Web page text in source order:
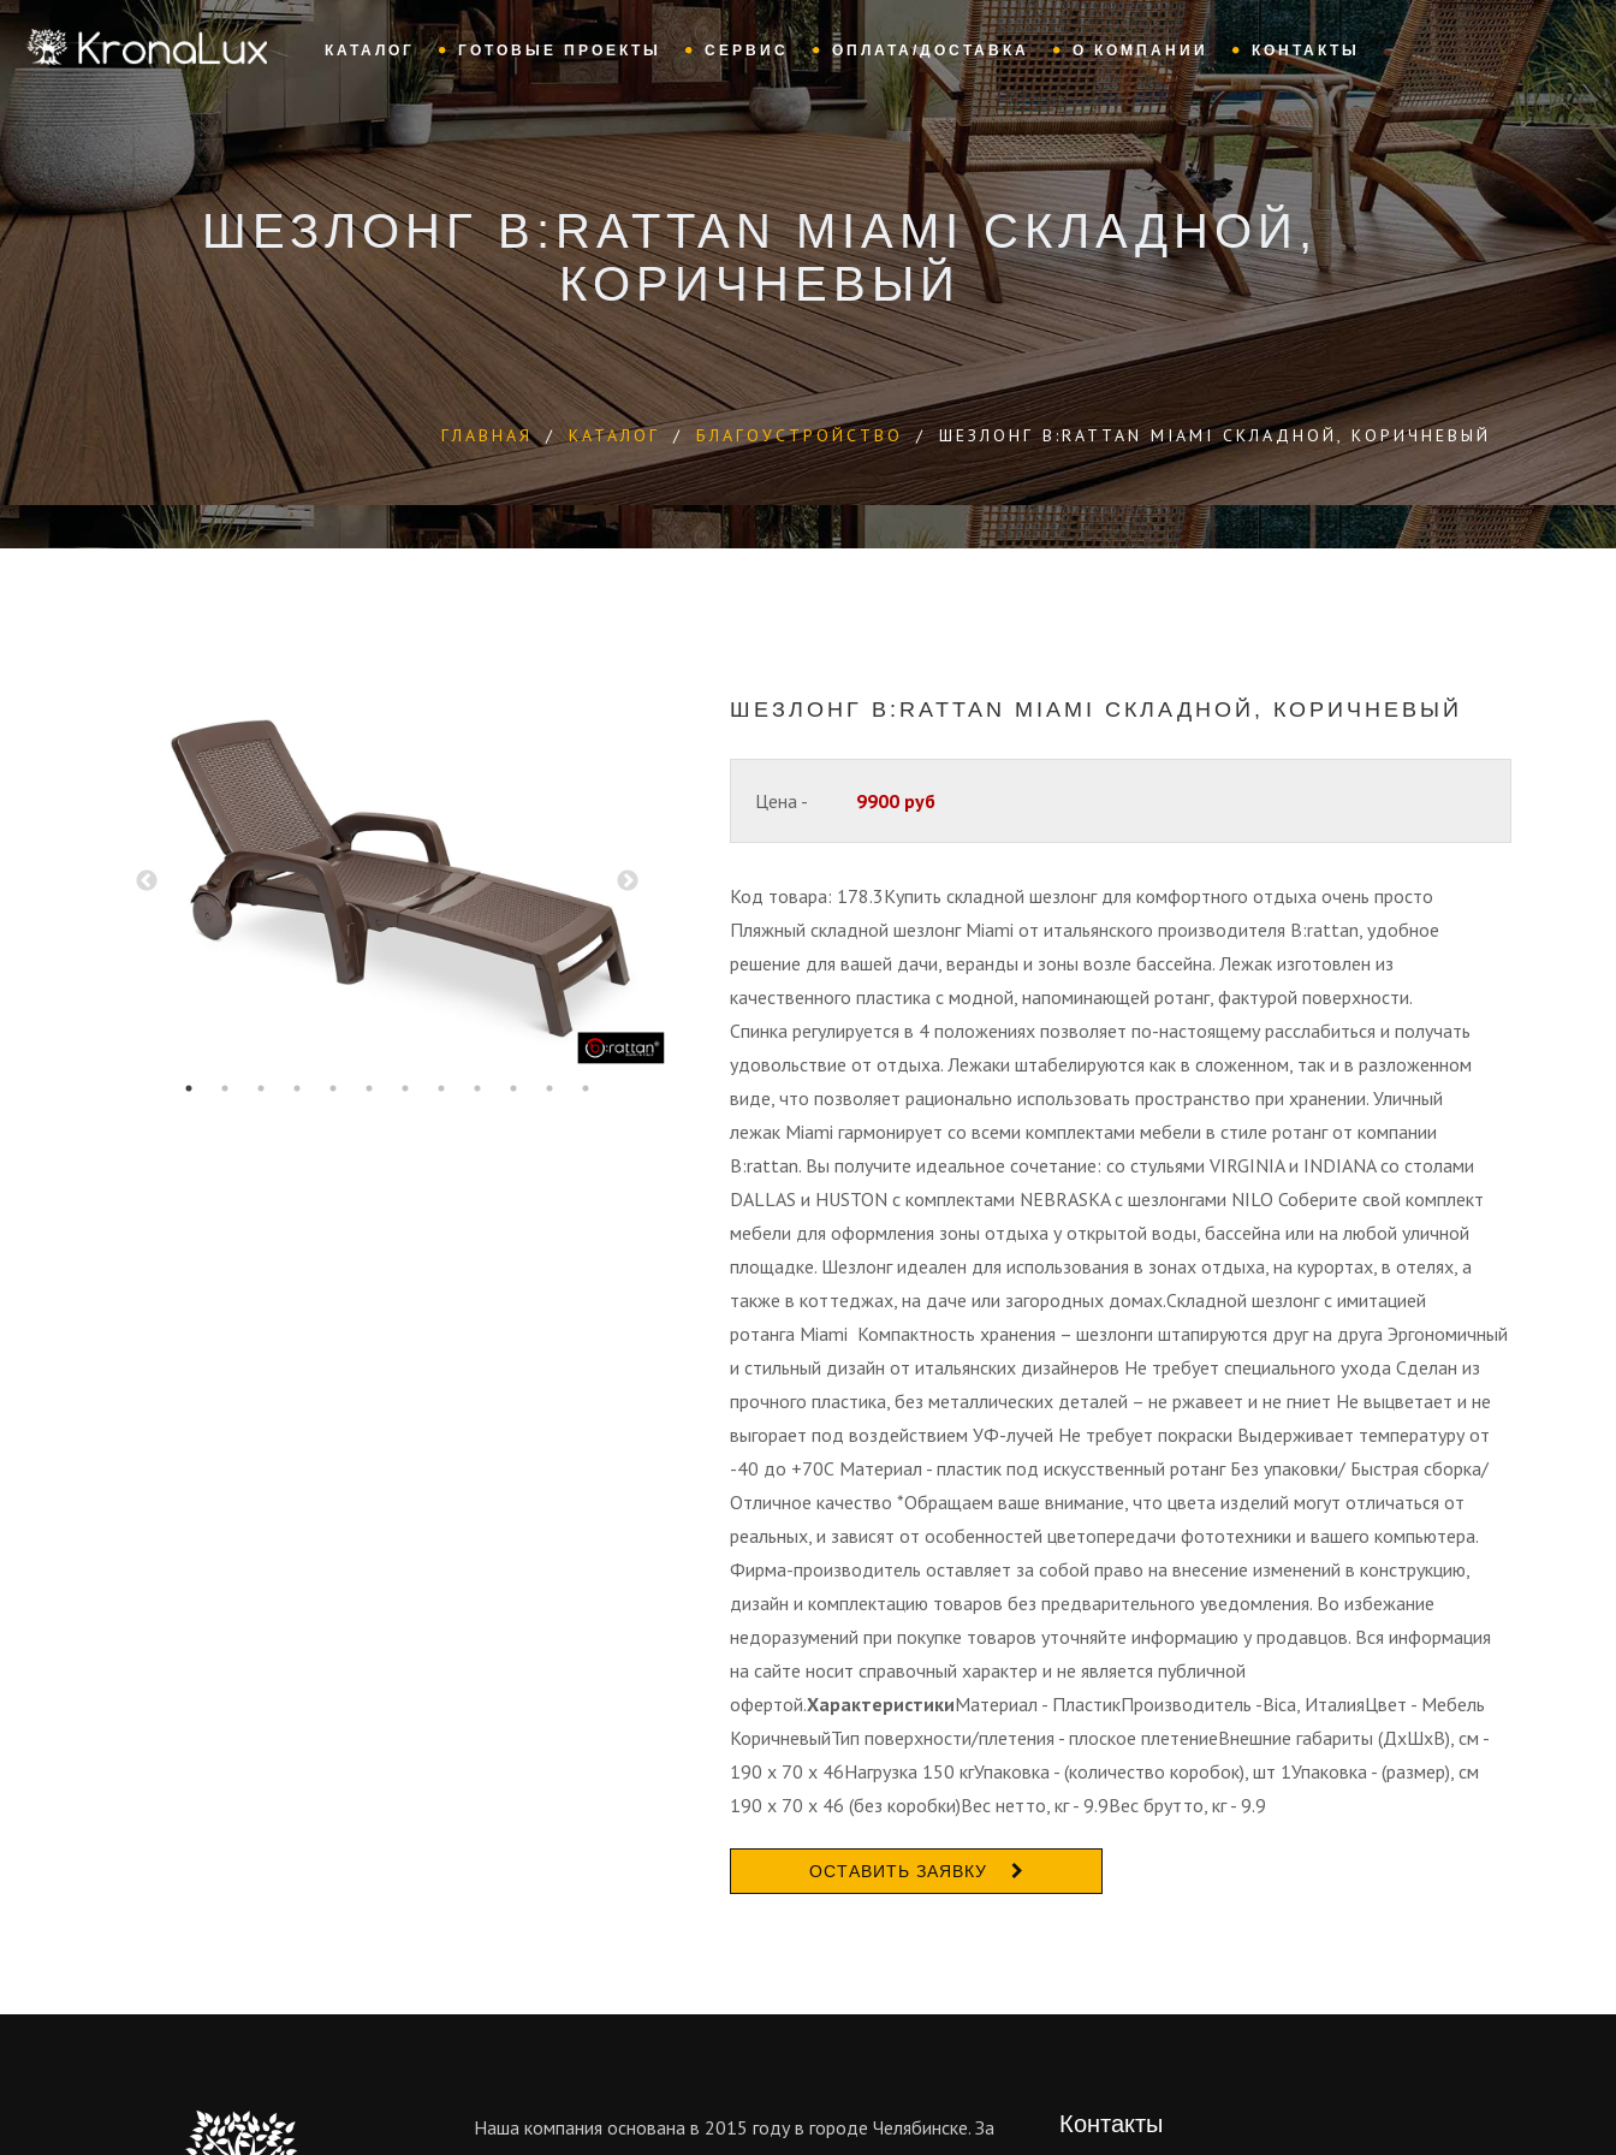
КАТАЛОГ ГОТОВЫЕ ПРОЕКТЫ СЕРВИС ОПЛАТА/ДОСТАВКА О КОМПАНИИ КОНТАКТЫ
ШЕЗЛОНГ B:RATTAN MIAMI СКЛАДНОЙ,
КОРИЧНЕВЫЙ
ГЛАВНАЯ / КАТАЛОГ / БЛАГОУСТРОЙСТВО / ШЕЗЛОНГ B:RATTAN MIAMI СКЛАДНОЙ, КОРИЧНЕВЫЙ
ШЕЗЛОНГ B:RATTAN MIAMI СКЛАДНОЙ, КОРИЧНЕВЫЙ
Цена - 9900 руб
Код товара: 178.3Купить складной шезлонг для комфортного отдыха очень просто
Пляжный складной шезлонг Miami от итальянского производителя B:rattan, удобное
решение для вашей дачи, веранды и зоны возле бассейна. Лежак изготовлен из
качественного пластика с модной, напоминающей ротанг, фактурой поверхности.
Спинка регулируется в 4 положениях позволяет по-настоящему расслабиться и получать
удовольствие от отдыха. Лежаки штабелируются как в сложенном, так и в разложенном
виде, что позволяет рационально использовать пространство при хранении. Уличный
лежак Miami гармонирует со всеми комплектами мебели в стиле ротанг от компании
B:rattan. Вы получите идеальное сочетание: со стульями VIRGINIA и INDIANA со столами
DALLAS и HUSTON с комплектами NEBRASKA с шезлонгами NILO Соберите свой комплект
мебели для оформления зоны отдыха у открытой воды, бассейна или на любой уличной
площадке. Шезлонг идеален для использования в зонах отдыха, на курортах, в отелях, а
также в коттеджах, на даче или загородных домах.Складной шезлонг с имитацией
ротанга Miami Компактность хранения – шезлонги штапируются друг на друга Эргономичный
и стильный дизайн от итальянских дизайнеров Не требует специального ухода Сделан из
прочного пластика, без металлических деталей – не ржавеет и не гниет Не выцветает и не
выгорает под воздействием УФ-лучей Не требует покраски Выдерживает температуру от
-40 до +70С Материал - пластик под искусственный ротанг Без упаковки/ Быстрая сборка/
Отличное качество *Обращаем ваше внимание, что цвета изделий могут отличаться от
реальных, и зависят от особенностей цветопередачи фототехники и вашего компьютера.
Фирма-производитель оставляет за собой право на внесение изменений в конструкцию,
дизайн и комплектацию товаров без предварительного уведомления. Во избежание
недоразумений при покупке товаров уточняйте информацию у продавцов. Вся информация
на сайте носит справочный характер и не является публичной
офертой.ХарактеристикиМатериал - ПластикПроизводитель -Bica, ИталияЦвет - Мебель
КоричневыйТип поверхности/плетения - плоское плетениеВнешние габариты (ДхШхВ), см -
190 x 70 x 46Нагрузка 150 кгУпаковка - (количество коробок), шт 1Упаковка - (размер), см
190 x 70 x 46 (без коробки)Вес нетто, кг - 9.9Вес брутто, кг - 9.9
ОСТАВИТЬ ЗАЯВКУ
Наша компания основана в 2015 году в городе Челябинске. За
Контакты